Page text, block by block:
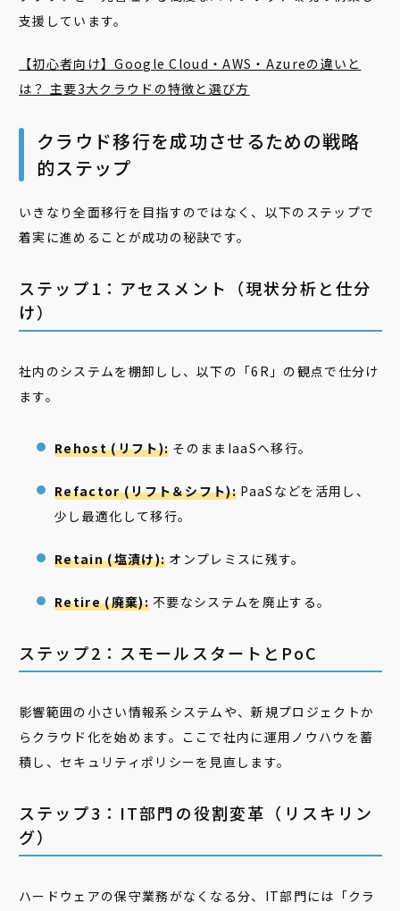
支援しています。
【初心者向け】Google Cloud・AWS・Azureの違いと
は？ 主要3大クラウドの特徴と選び方
クラウド移行を成功させるための戦略
的ステップ
いきなり全面移行を目指すのではなく、以下のステップで
着実に進めることが成功の秘訣です。
ステップ1：アセスメント（現状分析と仕分
け）
社内のシステムを棚卸しし、以下の「6R」の観点で仕分け
ます。
Rehost (リフト): そのままIaaSへ移行。
Refactor (リフト＆シフト): PaaSなどを活用し、
少し最適化して移行。
Retain (塩漬け): オンプレミスに残す。
Retire (廃棄):不要なシステムを廃止する。
ステップ2：スモールスタートとPoC
影響範囲の小さい情報系システムや、新規プロジェクトか
らクラウド化を始めます。ここで社内に運用ノウハウを蓄
積し、セキュリティポリシーを見直します。
ステップ3：IT部門の役割変革（リスキリン
グ）
ハードウェアの保守業務がなくなる分、IT部門には「クラ